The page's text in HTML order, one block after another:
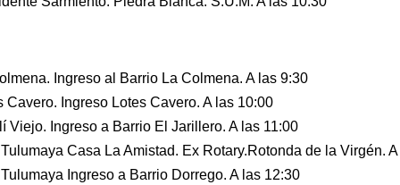
Ingreso al Barrio La Colmena. A las 9:30
Cavero. Ingreso Lotes Cavero. A las 10:00
Viejo. Ingreso a Barrio El Jarillero. A las 11:00
Casa La Amistad. Ex Rotary.Rotonda de la Virgén.
Ingreso a Barrio Dorrego. A las 12:30